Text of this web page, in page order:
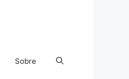
Sobre